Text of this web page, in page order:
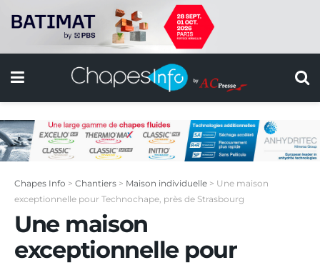
Chapes Info > Chantiers > Maison individuelle > Une maison
exceptionnelle pour Technochape, près de Strasbourg
Une maison
exceptionnelle pour